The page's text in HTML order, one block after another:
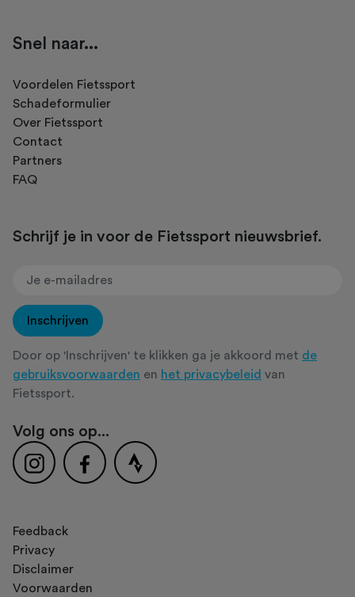
Snel naar...
Voordelen Fietssport
Schadeformulier
Over Fietssport
Contact
Partners
FAQ
Schrijf je in voor de Fietssport nieuwsbrief.
Inschrijven
Door op 'Inschrijven' te klikken ga je akkoord met de
gebruiksvoorwaarden en het privacybeleid van
Fietssport.
Volg ons op...
Feedback
Privacy
Disclaimer
Voorwaarden